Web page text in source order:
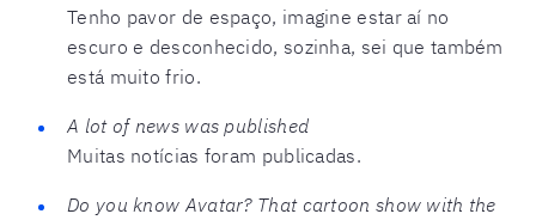
Tenho pavor de espaço, imagine estar aí no
escuro e desconhecido, sozinha, sei que também
está muito frio.
A lot of news was published
Muitas notícias foram publicadas.
Do you know Avatar? That cartoon show with the